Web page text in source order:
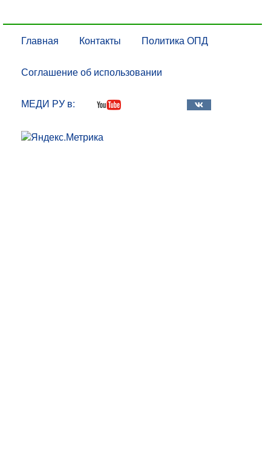
Главная Контакты Политика ОПД
Соглашение об использовании
МЕДИ РУ в: